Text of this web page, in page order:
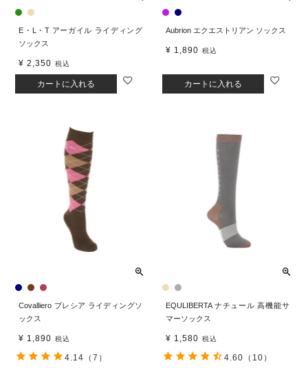
E・L・T アーガイル ライディング
ソックス
¥ 2,350 税込
カートに入れる
Aubrion エクエストリアン ソックス
¥ 1,890 税込
カートに入れる
Covalliero ブレシア ライディングソ
ックス
¥ 1,890 税込
4.14 （7）
EQULIBERTA ナチュール 高機能サ
マーソックス
¥ 1,580 税込
4.60 （10）